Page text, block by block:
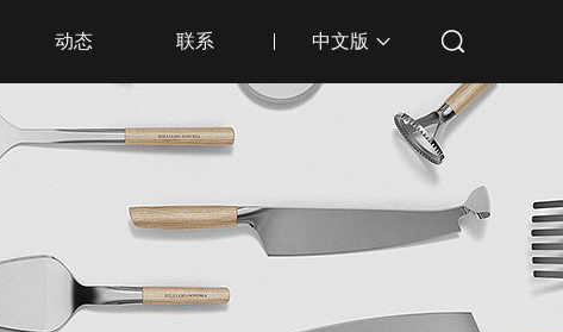
中文版
动态 联系